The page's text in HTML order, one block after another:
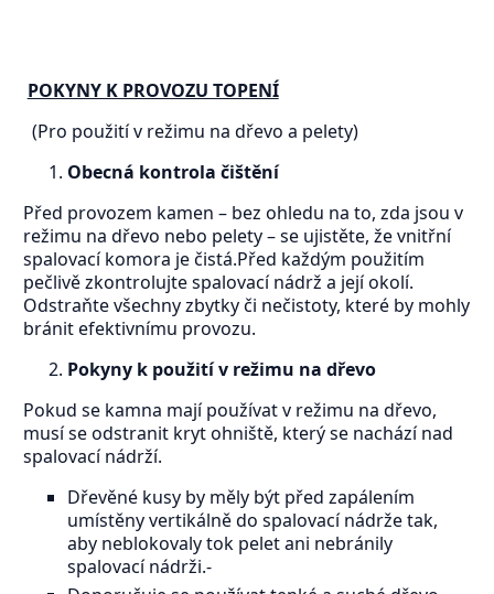
POKYNY K PROVOZU TOPENÍ
(Pro použití v režimu na dřevo a pelety)
Obecná kontrola čištění
Před provozem kamen – bez ohledu na to, zda jsou v
režimu na dřevo nebo pelety – se ujistěte, že vnitřní
spalovací komora je čistá.Před každým použitím
pečlivě zkontrolujte spalovací nádrž a její okolí.
Odstraňte všechny zbytky či nečistoty, které by mohly
bránit efektivnímu provozu.
Pokyny k použití v režimu na dřevo
Pokud se kamna mají používat v režimu na dřevo,
musí se odstranit kryt ohniště, který se nachází nad
spalovací nádrží.
Dřevěné kusy by měly být před zapálením
umístěny vertikálně do spalovací nádrže tak,
aby neblokovaly tok pelet ani nebránily
spalovací nádrži.-